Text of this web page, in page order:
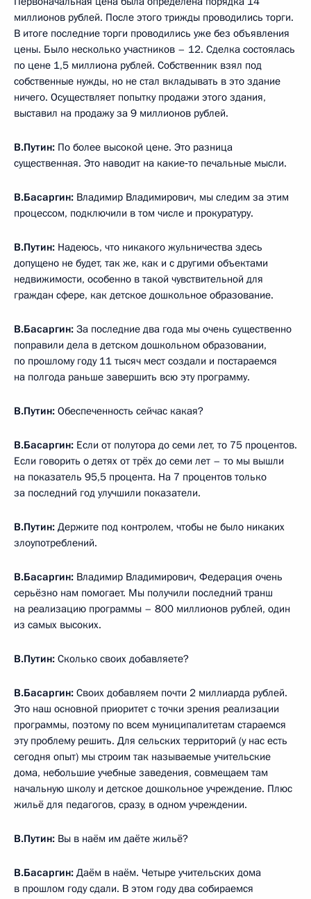
миллионов рублей. После этого трижды проводились торги.
В итоге последние торги проводились уже без объявления
цены. Было несколько участников – 12. Сделка состоялась
по цене 1,5 миллиона рублей. Собственник взял под
собственные нужды, но не стал вкладывать в это здание
ничего. Осуществляет попытку продажи этого здания,
выставил на продажу за 9 миллионов рублей.
В.Путин: По более высокой цене. Это разница
существенная. Это наводит на какие‑то печальные мысли.
В.Басаргин: Владимир Владимирович, мы следим за этим
процессом, подключили в том числе и прокуратуру.
В.Путин: Надеюсь, что никакого жульничества здесь
допущено не будет, так же, как и с другими объектами
недвижимости, особенно в такой чувствительной для
граждан сфере, как детское дошкольное образование.
В.Басаргин: За последние два года мы очень существенно
поправили дела в детском дошкольном образовании,
по прошлому году 11 тысяч мест создали и постараемся
на полгода раньше завершить всю эту программу.
В.Путин: Обеспеченность сейчас какая?
В.Басаргин: Если от полутора до семи лет, то 75 процентов.
Если говорить о детях от трёх до семи лет – то мы вышли
на показатель 95,5 процента. На 7 процентов только
за последний год улучшили показатели.
В.Путин: Держите под контролем, чтобы не было никаких
злоупотреблений.
В.Басаргин: Владимир Владимирович, Федерация очень
серьёзно нам помогает. Мы получили последний транш
на реализацию программы – 800 миллионов рублей, один
из самых высоких.
В.Путин: Сколько своих добавляете?
В.Басаргин: Своих добавляем почти 2 миллиарда рублей.
Это наш основной приоритет с точки зрения реализации
программы, поэтому по всем муниципалитетам стараемся
эту проблему решить. Для сельских территорий (у нас есть
сегодня опыт) мы строим так называемые учительские
дома, небольшие учебные заведения, совмещаем там
начальную школу и детское дошкольное учреждение. Плюс
жильё для педагогов, сразу, в одном учреждении.
В.Путин: Вы в наём им даёте жильё?
В.Басаргин: Даём в наём. Четыре учительских дома
в прошлом году сдали. В этом году два собираемся